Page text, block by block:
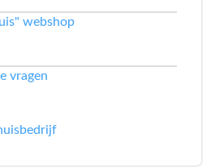
webshop
vragen